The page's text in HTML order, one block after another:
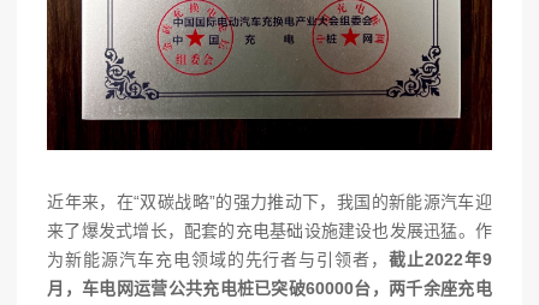
近年来，在“双碳战略”的强力推动下，我国的新能源汽车迎
来了爆发式增长，配套的充电基础设施建设也发展迅猛。作
为新能源汽车充电领域的先行者与引领者，截止2022年9
月，车电网运营公共充电桩已突破60000台，两千余座充电